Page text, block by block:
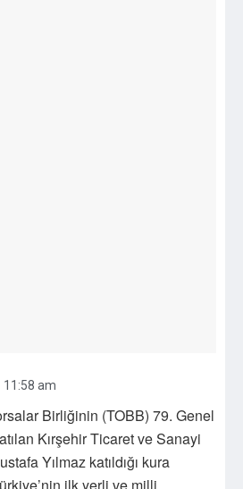
11:58 am
Birliğinin (TOBB) 79. Genel
Kırşehir Ticaret ve Sanayi
Yılmaz katıldığı kura